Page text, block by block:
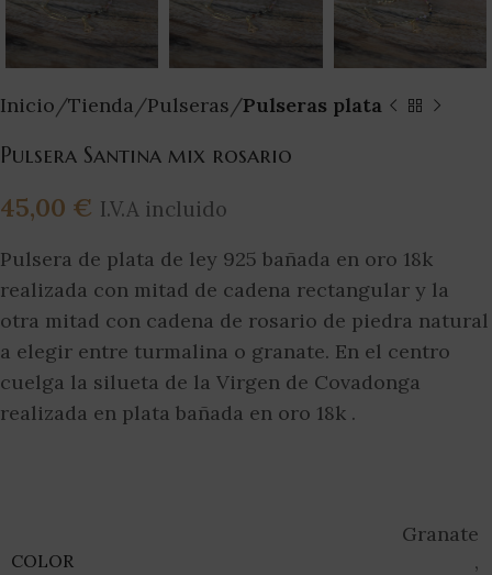
Inicio Tienda Pulseras Pulseras plata
Pulsera Santina mix rosario
45,00 € I.V.A incluido
Pulsera de plata de ley 925 bañada en oro 18k
realizada con mitad de cadena rectangular y la
otra mitad con cadena de rosario de piedra natural
a elegir entre turmalina o granate. En el centro
cuelga la silueta de la Virgen de Covadonga
realizada en plata bañada en oro 18k .
COLOR
Granate
,